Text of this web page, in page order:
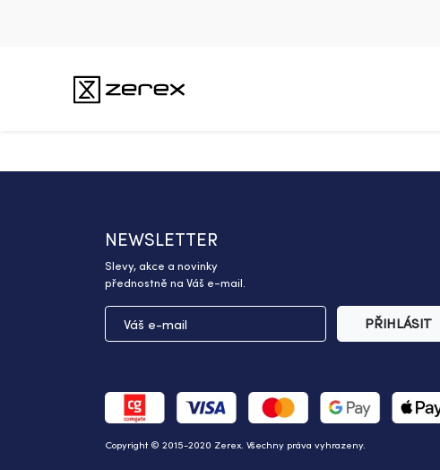
NEWSLETTER
Slevy, akce a novinky
přednostně na Váš e-mail.
PŘIHLÁSIT
Copyright © 2015-2020 Zerex. Všechny práva vyhrazeny.